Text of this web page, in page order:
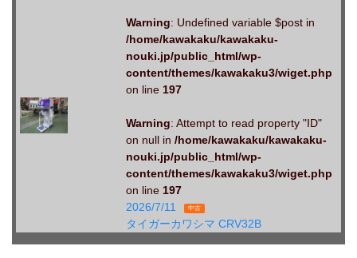
Warning: Undefined variable $post in
/home/kawakaku/kawakaku-
nouki.jp/public_html/wp-
content/themes/kawakaku3/wiget.php
on line 197
Warning: Attempt to read property "ID"
on null in /home/kawakaku/kawakaku-
nouki.jp/public_html/wp-
content/themes/kawakaku3/wiget.php
on line 197
2026/7/11
中古
タイガーカワシマ CRV32B